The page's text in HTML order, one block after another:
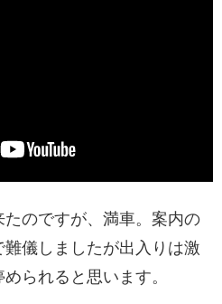
のですが、満車。案内の
儀しましたが出入りは激
られると思います。